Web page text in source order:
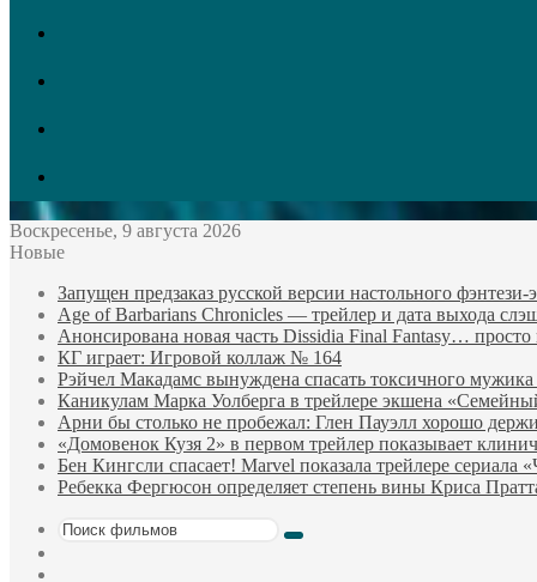
Воскресенье, 9 августа 2026
Новые
Запущен предзаказ русской версии настольного
Age of Barbarians Chronicles — трейлер и дата выхода
Анонсирована новая часть Dissidia Final Fantasy…
КГ играет: Игровой коллаж № 164
Рэйчел Макадамс вынуждена спасать токсичного
Каникулам Марка Уолберга в трейлере экшена
Арни бы столько не пробежал: Глен Пауэлл хорошо
«Домовенок Кузя 2» в первом трейлер показывает
Бен Кингсли спасает! Marvel показала трейлере сериала
Ребекка Фергюсон определяет степень вины Криса
Поиск